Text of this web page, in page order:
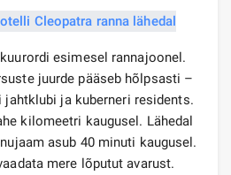
esimesel rannajoonel.
juurde pääseb hõlpsasti –
ja kuberneri residents.
kilomeetri kaugusel. Lähedal
asub 40 minuti kaugusel.
mere lõputut avarust.